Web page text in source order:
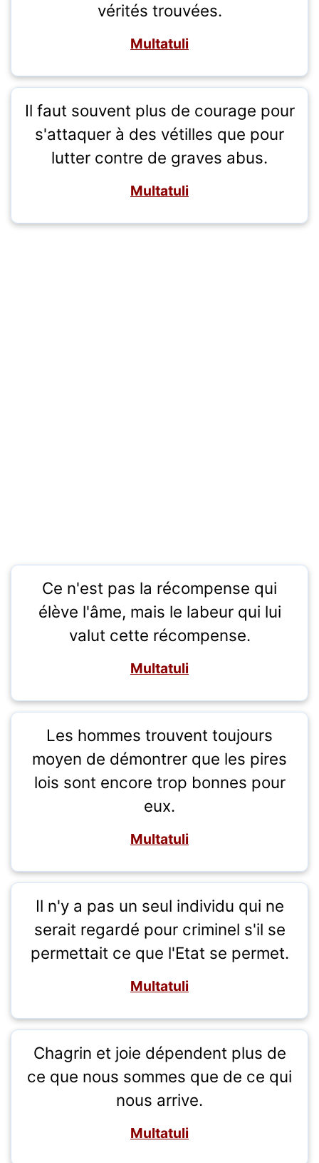
vérités trouvées.
Multatuli
Il faut souvent plus de courage pour
s'attaquer à des vétilles que pour
lutter contre de graves abus.
Multatuli
Ce n'est pas la récompense qui
élève l'âme, mais le labeur qui lui
valut cette récompense.
Multatuli
Les hommes trouvent toujours
moyen de démontrer que les pires
lois sont encore trop bonnes pour
eux.
Multatuli
Il n'y a pas un seul individu qui ne
serait regardé pour criminel s'il se
permettait ce que l'Etat se permet.
Multatuli
Chagrin et joie dépendent plus de
ce que nous sommes que de ce qui
nous arrive.
Multatuli